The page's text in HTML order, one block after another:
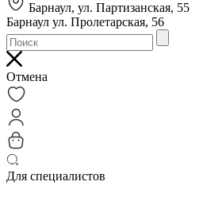
Барнаул, ул. Партизанская, 55
Барнаул ул. Пролетарская, 56
Отмена
Для специалистов